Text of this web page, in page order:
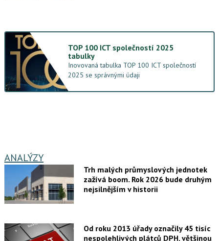
TOP 100 ICT společností 2025
tabulky
Inovovaná tabulka TOP 100 ICT společností
2025 se správnými údaji
ANALÝZY
Trh malých průmyslových jednotek
zažívá boom. Rok 2026 bude druhým
nejsilnějším v historii
Od roku 2013 úřady označily 45 tisíc
nespolehlivých plátců DPH, většinou